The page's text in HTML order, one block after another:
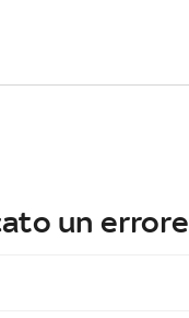
un errore